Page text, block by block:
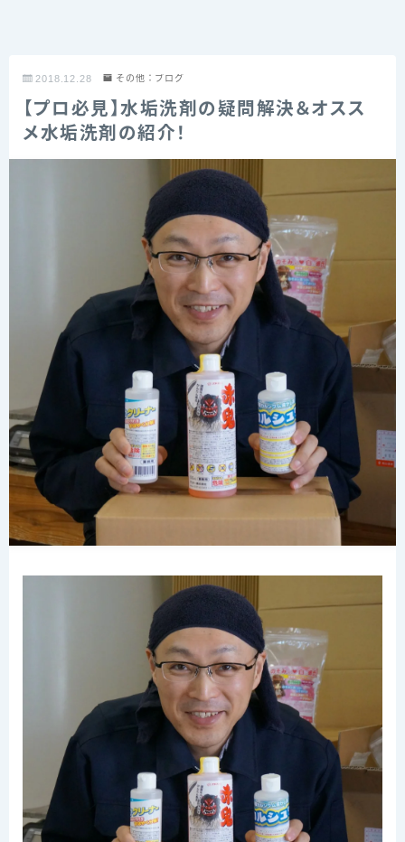
2018.12.28 その他：ブログ
【プロ必見】水垢洗剤の疑問解決＆オスス
メ水垢洗剤の紹介！